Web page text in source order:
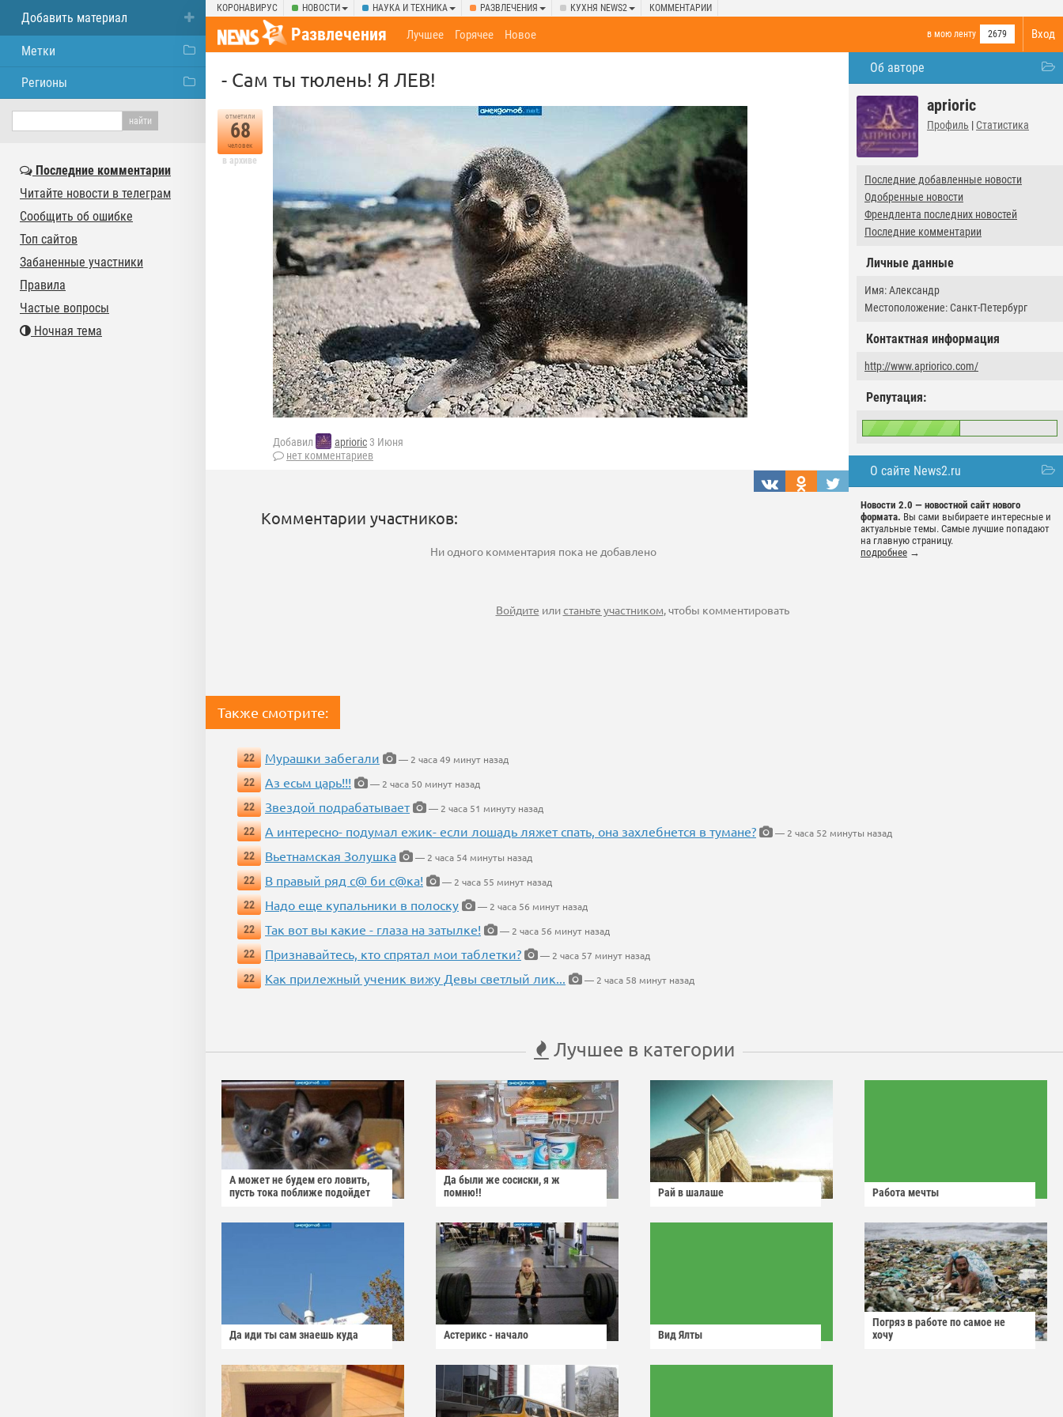
КОРОНАВИРУС НОВОСТИ НАУКА И ТЕХНИКА РАЗВЛЕЧЕНИЯ КУХНЯ NEWS2 КОММЕНТАРИИ
Вход
Развлечения в мою ленту 2679
Лучшее Горячее Новое
Об авторе
aprioric
Профиль | Статистика
Последние добавленные новости
Одобренные новости
Френдлента последних новостей
Последние комментарии
Личные данные
Имя: Александр
Местоположение: Санкт-Петербург
Контактная информация
http://www.apriorico.com/
Репутация:
О сайте News2.ru
Новости 2.0 — новостной сайт нового
формата. Вы сами выбираете интересные и
актуальные темы. Самые лучшие попадают
на главную страницу.
подробнее →
- Сам ты тюлень! Я ЛЕВ!
отметили
68
человек
в архиве
Добавил aprioric 3 Июня
нет комментариев
Комментарии участников:
Ни одного комментария пока не добавлено
Войдите илистаньте участником, чтобы комментировать
Также смотрите:
22 Мурашки забегали
— 2 часа 49 минут назад
22
Аз есьм царь!!!
— 2 часа 50 минут назад
22
Звездой подрабатывает
— 2 часа 51 минуту назад
22
А интересно- подумал ежик- если лошадь ляжет спать, она захлебнется в тумане?
— 2 часа 52 минуты назад
22
Вьетнамская Золушка
— 2 часа 54 минуты назад
22
В правый ряд с@ би с@ка!
— 2 часа 55 минут назад
22
Надо еще купальники в полоску
— 2 часа 56 минут назад
22
Так вот вы какие - глаза на затылке!
— 2 часа 56 минут назад
22
Признавайтесь, кто спрятал мои таблетки?
— 2 часа 57 минут назад
22
Как прилежный ученик вижу Девы светлый лик... — 2 часа 58 минут назад
Лучшее в категории
А может не будем его ловить,
пусть тока поближе подойдет
Да были же сосиски, я ж
помню!!
Рай в шалаше Работа мечты
Да иди ты сам знаешь куда Астерикс - начало Вид Ялты
Погряз в работе по самое не
хочу
Добавить материал
Метки
Регионы
Последние комментарии
Читайте новости в телеграм
Сообщить об ошибке
Топ сайтов
Забаненные участники
Правила
Частые вопросы
Ночная тема